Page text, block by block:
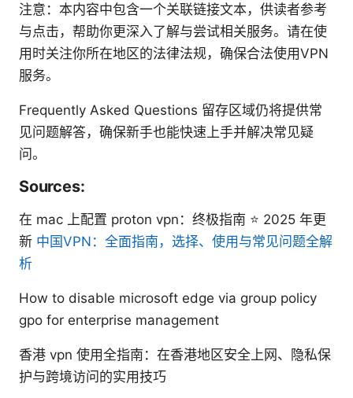
注意：本内容中包含一个关联链接文本，供读者参考
与点击，帮助你更深入了解与尝试相关服务。请在使
用时关注你所在地区的法律法规，确保合法使用VPN
服务。
Frequently Asked Questions 留存区域仍将提供常
见问题解答，确保新手也能快速上手并解决常见疑
问。
Sources:
在 mac 上配置 proton vpn：终极指南 ⭐ 2025 年更
新 中国VPN：全面指南，选择、使用与常见问题全解
析
How to disable microsoft edge via group policy
gpo for enterprise management
香港 vpn 使用全指南：在香港地区安全上网、隐私保
护与跨境访问的实用技巧